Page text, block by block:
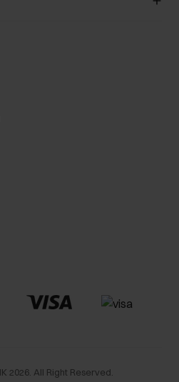
údajov
2026 . All Right Reserved.